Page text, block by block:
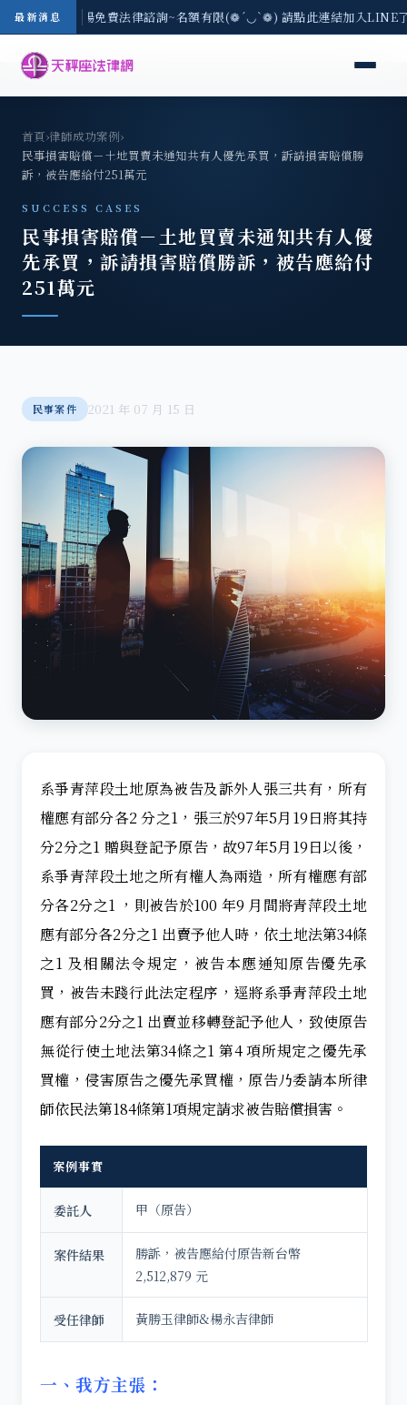
最新消息
-8/3(一) 現場免費法律諮詢~名額有限(❁´◡`❁) 請點此連結加入LINE
首頁›律師成功案例›
民事損害賠償－土地買賣未通知共有人優先承買，訴請損害賠償勝
訴，被告應給付251萬元
SUCCESS CASES
民事損害賠償－土地買賣未通知共有人優
先承買，訴請損害賠償勝訴，被告應給付
251萬元
民事案件 2021 年 07 月 15 日
系爭青萍段土地原為被告及訴外人張三共有，所有
權應有部分各2 分之1，張三於97年5月19日將其持
分2分之1 贈與登記予原告，故97年5月19日以後，
系爭青萍段土地之所有權人為兩造，所有權應有部
分各2分之1 ，則被告於100 年9 月間將青萍段土地
應有部分各2分之1 出賣予他人時，依土地法第34條
之1 及相關法令規定，被告本應通知原告優先承
買，被告未踐行此法定程序，逕將系爭青萍段土地
應有部分2分之1 出賣並移轉登記予他人，致使原告
無從行使土地法第34條之1 第4 項所規定之優先承
買權，侵害原告之優先承買權，原告乃委請本所律
師依民法第184條第1項規定請求被告賠償損害。
案例事實
委託人 甲（原告）
案件結果
勝訴，被告應給付原告新台幣
2,512,879 元
受任律師 黃勝玉律師&楊永吉律師
一、我方主張：